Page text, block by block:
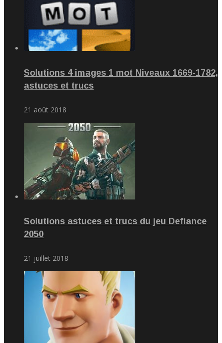
Solutions 4 images 1 mot Niveaux 1669-1782,
astuces et trucs
21 août 2018
Solutions astuces et trucs du jeu Defiance
2050
21 juillet 2018